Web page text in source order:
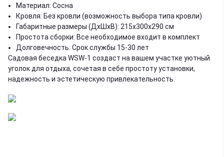
Материал: Сосна
Кровля: Без кровли (возможность выбора типа кровли)
Габаритные размеры (ДхШхВ): 215x300x290 см
Простота сборки: Все необходимое входит в комплект
Долговечность: Срок службы 15-30 лет
Садовая беседка WSW-1 создаст на вашем участке уютный
уголок для отдыха, сочетая в себе простоту установки,
надежность и эстетическую привлекательность.